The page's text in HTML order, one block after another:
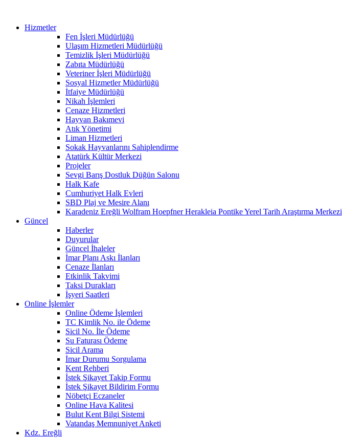
Hizmetler
Fen İşleri Müdürlüğü
Ulaşım Hizmetleri Müdürlüğü
Temizlik İşleri Müdürlüğü
Zabıta Müdürlüğü
Veteriner İşleri Müdürlüğü
Sosyal Hizmetler Müdürlüğü
İtfaiye Müdürlüğü
Nikah İşlemleri
Cenaze Hizmetleri
Hayvan Bakımevi
Atık Yönetimi
Liman Hizmetleri
Sokak Hayvanlarını Sahiplendirme
Atatürk Kültür Merkezi
Projeler
Sevgi Barış Dostluk Düğün Salonu
Halk Kafe
Cumhuriyet Halk Evleri
SBD Plaj ve Mesire Alanı
Karadeniz Ereğli Wolfram Hoepfner Herakleia Pontike Yerel Tarih Araştırma Merkezi
Güncel
Haberler
Duyurular
Güncel İhaleler
İmar Planı Askı İlanları
Cenaze İlanları
Etkinlik Takvimi
Taksi Durakları
İşyeri Saatleri
Online İşlemler
Online Ödeme İşlemleri
TC Kimlik No. ile Ödeme
Sicil No. İle Ödeme
Su Faturası Ödeme
Sicil Arama
İmar Durumu Sorgulama
Kent Rehberi
İstek Şikayet Takip Formu
İstek Şikayet Bildirim Formu
Nöbetçi Eczaneler
Online Hava Kalitesi
Bulut Kent Bilgi Sistemi
Vatandaş Memnuniyet Anketi
Kdz. Ereğli